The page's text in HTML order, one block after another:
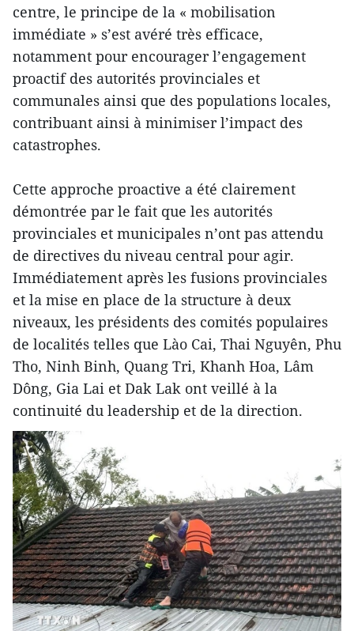
centre, le principe de la « mobilisation
immédiate » s’est avéré très efficace,
notamment pour encourager l’engagement
proactif des autorités provinciales et
communales ainsi que des populations locales,
contribuant ainsi à minimiser l’impact des
catastrophes.
Cette approche proactive a été clairement
démontrée par le fait que les autorités
provinciales et municipales n’ont pas attendu
de directives du niveau central pour agir.
Immédiatement après les fusions provinciales
et la mise en place de la structure à deux
niveaux, les présidents des comités populaires
de localités telles que Lào Cai, Thai Nguyên, Phu
Tho, Ninh Binh, Quang Tri, Khanh Hoa, Lâm
Dông, Gia Lai et Dak Lak ont veillé à la
continuité du leadership et de la direction.